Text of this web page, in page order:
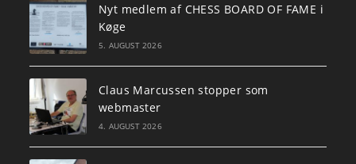
Nyt medlem af CHESS BOARD OF FAME i
Køge
5. AUGUST 2026
Claus Marcussen stopper som
webmaster
4. AUGUST 2026